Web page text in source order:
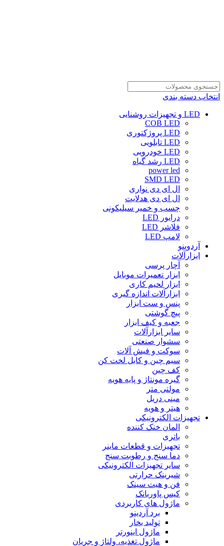
انتخاب دسته بندی
LED و تجهیزات روشنایی
COB LED
LED پروژکتوری
LED تابلویی
LED خودرویی
LED رشد گیاه
power led
SMD LED
ال ای دی نواری
ال ای دی هدلایت
چسب و خمیر سیلیکونی
درایور LED
فلاشر LED
لامپ LED
آردوینو
ابزارآلات
آچار پرسی
ابزار تعمیرات موبایل
ابزار لحیم کاری
ابزارآلات اندازه گیری
پنس و ست ابزار
پیچ گوشتی
جعبه و کیف ابزار
سایر ابزارآلات
سشوار صنعتی
سوکت و فیش آلات
سیم چین و کابل لخت کن
کف چین
گیره مونتاژ و پایه هویه
مولتی متر
مینی دریل
هیتر و هویه
تجهیزات الکترونیکی
المان خنک کننده
باتری
تجهیزات و قطعات ماینر
دما سنج و رطوبت سنج
سایر تجهیزات الکترونیکی
شیرینک حرارتی
فن و هیت سینک
کیس پاوربانک
ماژول های کاربردی
برد آردینو
تولید بخار
ماژول اینورتر
ماژول تغذیه، ولتاژ و جریان